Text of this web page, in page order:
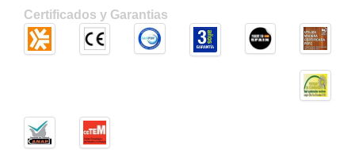
Certificados y Garantias